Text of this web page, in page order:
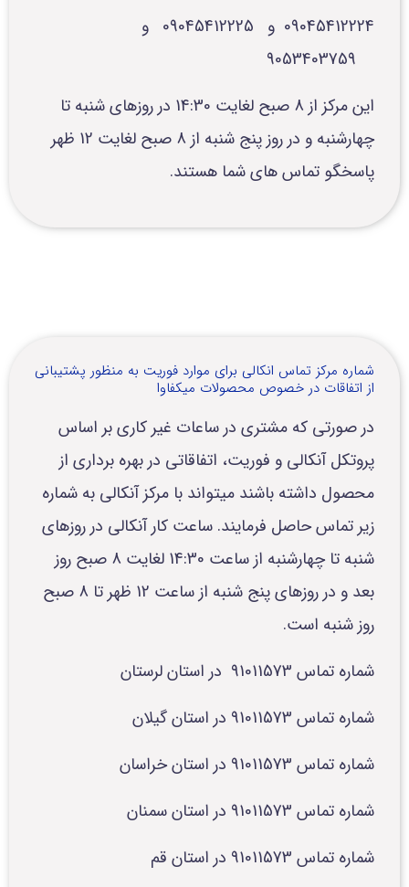
09045412224 و 09045412225 و
این مرکز از 8 صبح لغایت 14:30 در روزهای شنبه تا
چهارشنبه و در روز پنج شنبه از 8 صبح لغایت 12 ظهر
پاسخگو تماس های شما هستند.
شماره مرکز تماس انکالی برای موارد فوریت به منظور پشتیبانی
از اتفاقات در خصوص محصولات میکفاوا
در صورتی که مشتری در ساعات غیر کاری بر اساس
پروتکل آنکالی و فوریت، اتفاقاتی در بهره برداری از
محصول داشته باشند میتواند با مرکز آنکالی به شماره
زیر تماس حاصل فرمایند. ساعت کار آنکالی در روزهای
شنبه تا چهارشنبه از ساعت 14:30 لغایت 8 صبح روز
بعد و در روزهای پنج شنبه از ساعت 12 ظهر تا 8 صبح
روز شنبه است.
شماره تماس 91011573 در استان لرستان
شماره تماس 91011573 در استان گیلان
شماره تماس 91011573 در استان خراسان
شماره تماس 91011573 در استان سمنان
شماره تماس 91011573 در استان قم